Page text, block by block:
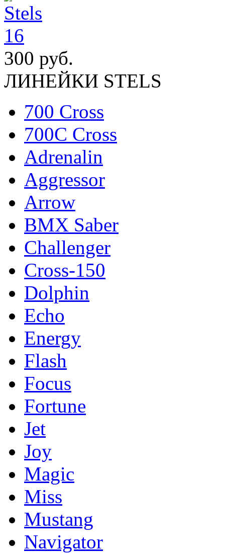
300 руб.
ЛИНЕЙКИ STELS
700 Cross
700C Cross
Adrenalin
Aggressor
Arrow
BMX Saber
Challenger
Cross-150
Dolphin
Echo
Energy
Flash
Focus
Fortune
Jet
Joy
Magic
Miss
Mustang
Navigator